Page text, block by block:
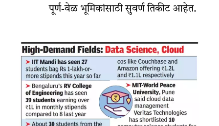
पूर्ण-वेळ भूमिकांसाठी सुवर्ण तिकीट आहेत.